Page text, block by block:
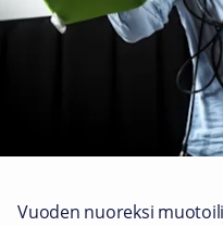
Vuoden nuoreksi